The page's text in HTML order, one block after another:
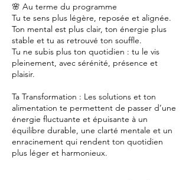
🌸 Au terme du programme
Tu te sens plus légère, reposée et alignée.
Ton mental est plus clair, ton énergie plus
stable et tu as retrouvé ton souffle.
Tu ne subis plus ton quotidien : tu le vis
pleinement, avec sérénité, présence et
plaisir.
Ta Transformation : Les solutions et ton
alimentation te permettent de passer d’une
énergie fluctuante et épuisante à un
équilibre durable, une clarté mentale et un
enracinement qui rendent ton quotidien
plus léger et harmonieux.